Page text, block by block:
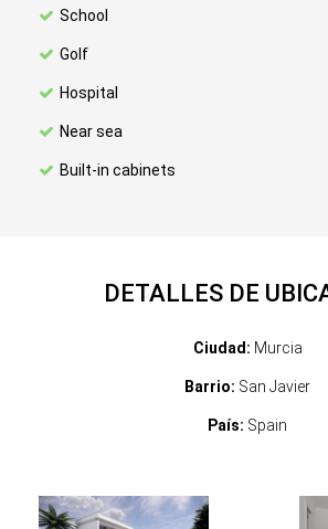
School
Golf
Hospital
Near sea
Built-in cabinets
DETALLES DE
Ciudad: Murcia
Barrio: San Javier
País: Spain